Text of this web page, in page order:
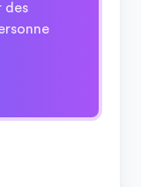
des